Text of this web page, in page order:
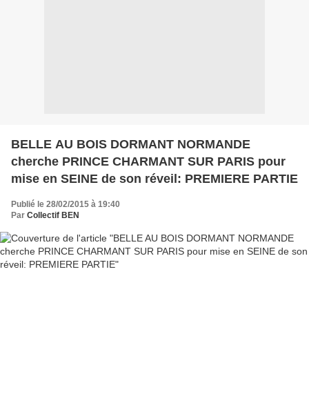
BELLE AU BOIS DORMANT NORMANDE
cherche PRINCE CHARMANT SUR PARIS pour
mise en SEINE de son réveil: PREMIERE PARTIE
Publié le 28/02/2015 à 19:40
Par Collectif BEN